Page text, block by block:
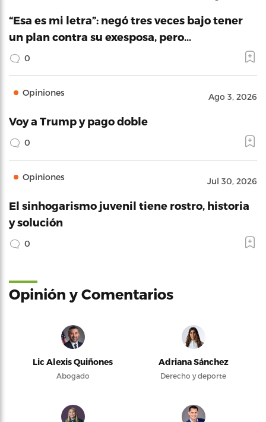
“Esa es mi letra”: negó tres veces bajo tener
un plan contra su exesposa, pero…
0
Opiniones Ago 3, 2026
Voy a Trump y pago doble
0
Opiniones Jul 30, 2026
El sinhogarismo juvenil tiene rostro, historia
y solución
0
Opinión y Comentarios
Lic Alexis Quiñones
Abogado
Adriana Sánchez
Derecho y deporte